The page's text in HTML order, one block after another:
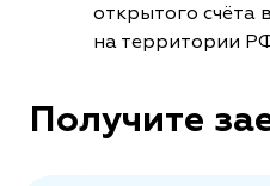
открытого счёта
на территории
Получите